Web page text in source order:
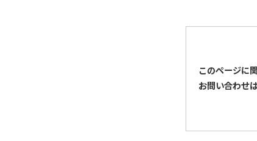
このページに
お問い合わせ